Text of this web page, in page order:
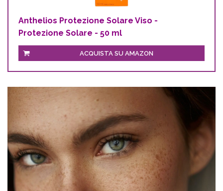
Anthelios Protezione Solare Viso -
Protezione Solare - 50 ml
ACQUISTA SU AMAZON